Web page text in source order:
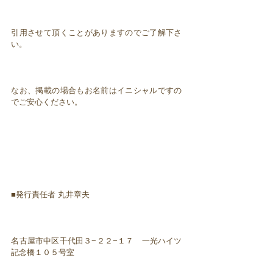
引用させて頂くことがありますのでご了解下さ
い。
なお、掲載の場合もお名前はイニシャルですの
でご安心ください。
■発行責任者 丸井章夫
名古屋市中区千代田３−２２−１７ 一光ハイツ
記念橋１０５号室